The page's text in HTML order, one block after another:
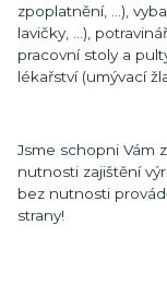
zpoplatnění, ...),
lavičky, ...),
pracovní stoly a
lékařství (umývací
Jsme schopni Vám
nutnosti zajištění
bez nutnosti
strany!